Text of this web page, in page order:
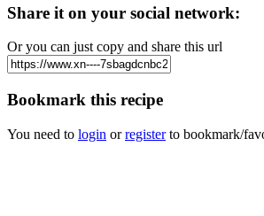
Share it on your social network:
Or you can just copy and share this url
Bookmark this recipe
You need to login orregisterto bookmark/